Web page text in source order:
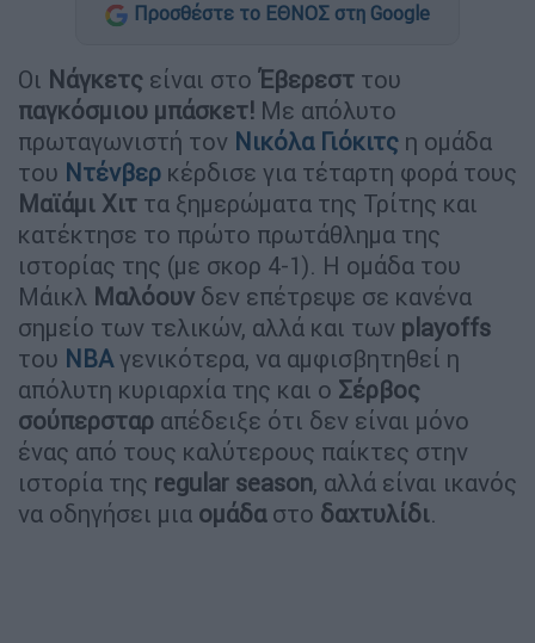
Προσθέστε το ΕΘΝΟΣ στη Google
Οι Νάγκετς είναι στο Έβερεστ του
παγκόσμιου μπάσκετ! Με απόλυτο
πρωταγωνιστή τον Νικόλα Γιόκιτς η ομάδα
του Ντένβερ κέρδισε για τέταρτη φορά τους
Μαϊάμι Χιτ τα ξημερώματα της Τρίτης και
κατέκτησε το πρώτο πρωτάθλημα της
ιστορίας της (με σκορ 4-1). Η ομάδα του
Μάικλ Μαλόουν δεν επέτρεψε σε κανένα
σημείο των τελικών, αλλά και των playoffs
του ΝΒΑγενικότερα, να αμφισβητηθεί η
απόλυτη κυριαρχία της και ο Σέρβος
σούπερσταρ απέδειξε ότι δεν είναι μόνο
ένας από τους καλύτερους παίκτες στην
ιστορία της regular season, αλλά είναι ικανός
να οδηγήσει μια ομάδαστο δαχτυλίδι.